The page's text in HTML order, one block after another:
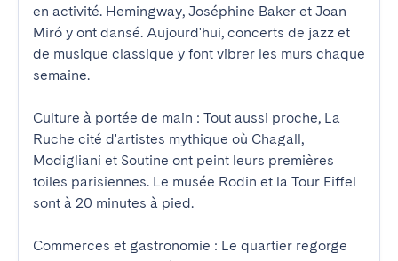
en activité. Hemingway, Joséphine Baker et Joan
Miró y ont dansé. Aujourd'hui, concerts de jazz et
de musique classique y font vibrer les murs chaque
semaine.
Culture à portée de main : Tout aussi proche, La
Ruche cité d'artistes mythique où Chagall,
Modigliani et Soutine ont peint leurs premières
toiles parisiennes. Le musée Rodin et la Tour Eiffel
sont à 20 minutes à pied.
Commerces et gastronomie : Le quartier regorge